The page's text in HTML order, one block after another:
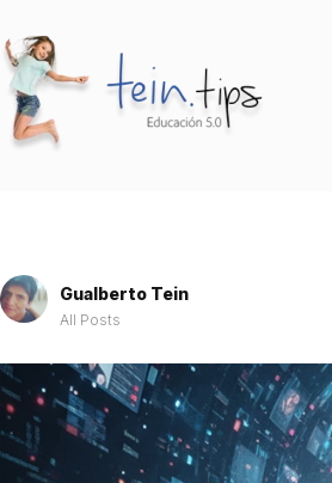
Gualberto Tein
All Posts